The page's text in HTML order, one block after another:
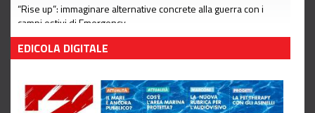
“Rise up”: immaginare alternative concrete alla guerra con i
campi estivi di Emergency
Leggi tutto
EDICOLA DIGITALE